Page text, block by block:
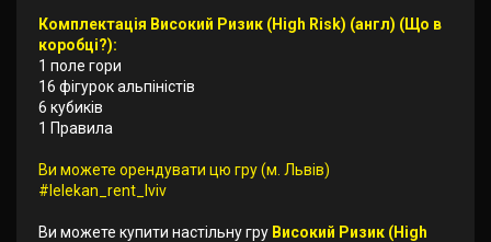
Комплектація Високий Ризик (High Risk) (англ) (Що в
коробці?):
1 поле гори
16 фігурок альпіністів
6 кубиків
1 Правила
Ви можете орендувати цю гру (м. Львів)
#lelekan_rent_lviv
Ви можете купити настільну гру Високий Ризик (High